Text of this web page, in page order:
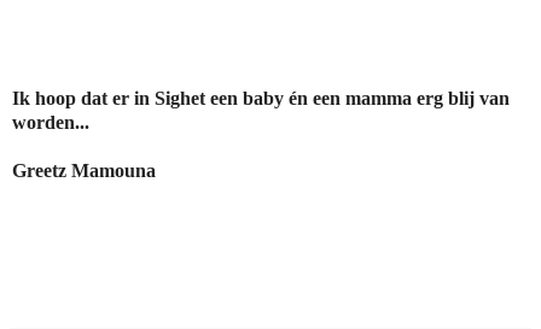
Ik hoop dat er in Sighet een baby én een mamma erg blij van
worden...
Greetz Mamouna